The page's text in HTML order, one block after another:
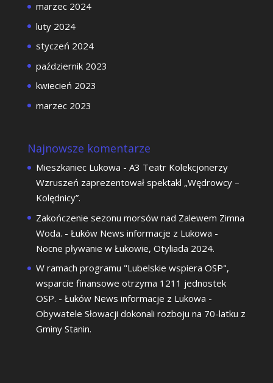
marzec 2024
luty 2024
styczeń 2024
październik 2023
kwiecień 2023
marzec 2023
Najnowsze komentarze
Mieszkaniec Lukowa - A3 Teatr Kolekcjonerzy
Wzruszeń zaprezentował spektakl „Wędrowcy –
Kolędnicy”.
Zakończenie sezonu morsów nad Zalewem Zimna
Woda. - Łuków News informacje z Lukowa -
Nocne pływanie w Łukowie, Otyliada 2024.
W ramach programu "Lubelskie wspiera OSP",
wsparcie finansowe otrzyma 1211 jednostek
OSP. - Łuków News informacje z Lukowa -
Obywatele Słowacji dokonali rozboju na 70-latku z
Gminy Stanin.